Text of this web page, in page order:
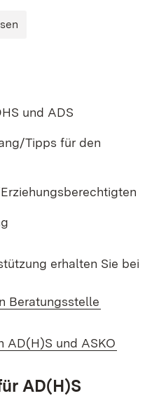
und ADS
Tipps für den
erhalten Sie bei
Beratungsstelle
AD(H)S und ASKO
AD(H)S